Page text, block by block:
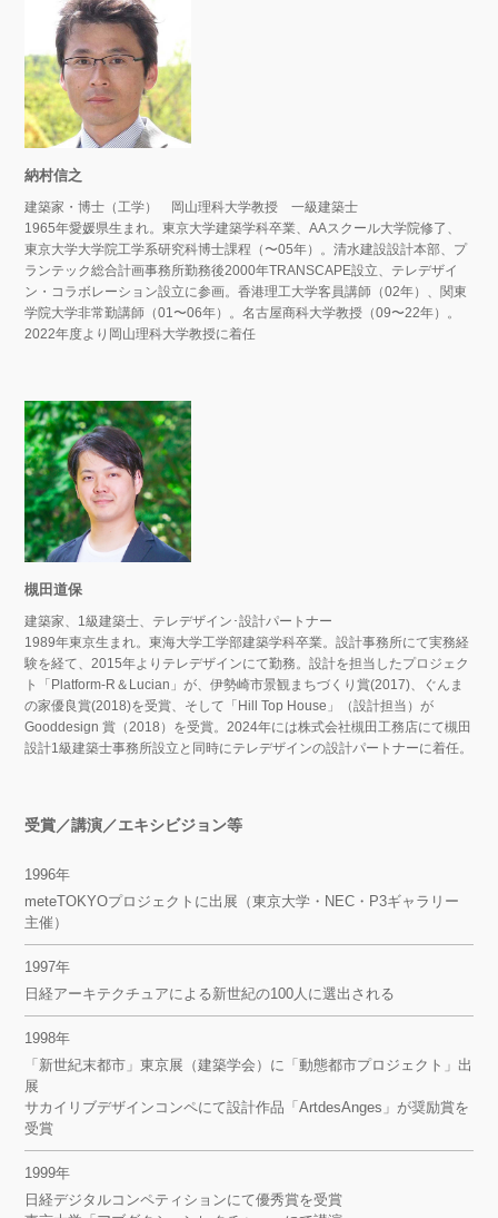
納村信之
建築家・博士（工学） 岡山理科大学教授 一級建築士
1965年愛媛県生まれ。東京大学建築学科卒業、AAスクール大学院修了、
東京大学大学院工学系研究科博士課程（〜05年）。清水建設設計本部、プ
ランテック総合計画事務所勤務後2000年TRANSCAPE設立、テレデザイ
ン・コラボレーション設立に参画。香港理工大学客員講師（02年）、関東
学院大学非常勤講師（01〜06年）。名古屋商科大学教授（09〜22年）。
2022年度より岡山理科大学教授に着任
槻田道保
建築家、1級建築士、テレデザイン･設計パートナー
1989年東京生まれ。東海大学工学部建築学科卒業。設計事務所にて実務経
験を経て、2015年よりテレデザインにて勤務。設計を担当したプロジェク
ト「Platform-R＆Lucian」が、伊勢崎市景観まちづくり賞(2017)、ぐんま
の家優良賞(2018)を受賞、そして「Hill Top House」（設計担当）が
Gooddesign 賞（2018）を受賞。2024年には株式会社槻田工務店にて槻田
設計1級建築士事務所設立と同時にテレデザインの設計パートナーに着任。
受賞／講演／エキシビジョン等
1996年
meteTOKYOプロジェクトに出展（東京大学・NEC・P3ギャラリー
主催）
1997年
日経アーキテクチュアによる新世紀の100人に選出される
1998年
「新世紀末都市」東京展（建築学会）に「動態都市プロジェクト」出
展
サカイリブデザインコンペにて設計作品「ArtdesAnges」が奨励賞を
受賞
1999年
日経デジタルコンペティションにて優秀賞を受賞